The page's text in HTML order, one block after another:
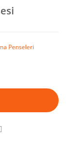
Penseleri